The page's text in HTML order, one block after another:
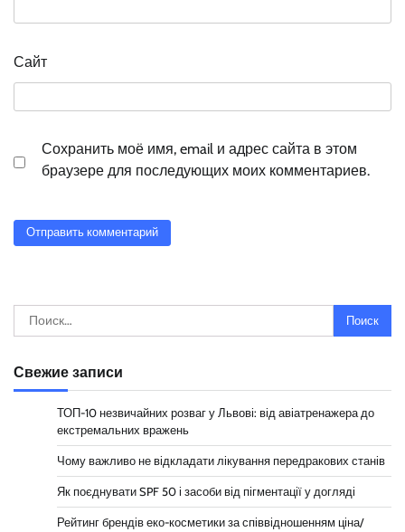
Сайт
Сохранить моё имя, email и адрес сайта в этом
браузере для последующих моих комментариев.
Найти:
Свежие записи
ТОП-10 незвичайних розваг у Львові: від авіатренажера до
екстремальних вражень
Чому важливо не відкладати лікування передракових станів
Як поєднувати SPF 50 і засоби від пігментації у догляді
Рейтинг брендів еко-косметики за співвідношенням ціна/